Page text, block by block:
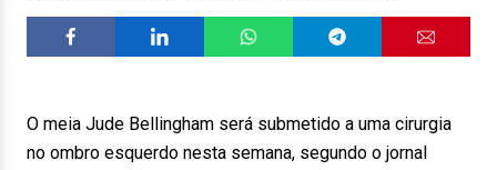
O meia Jude Bellingham será submetido a uma cirurgia
no ombro esquerdo nesta semana, segundo o jornal